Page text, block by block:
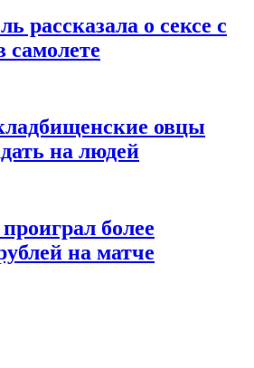
рассказала о сексе с
самолете
овцы
на людей
более
на матче